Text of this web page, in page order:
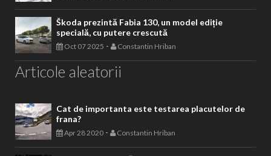
Škoda prezintă Fabia 130, un model ediție
specială, cu putere crescută
Oct 07 2025 - Constantin Hriban
Articole aleatorii
Cat de importanta este testarea placutelor de
frana?
Apr 28 2020 - Constantin Hriban